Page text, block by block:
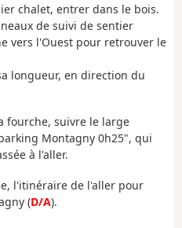
chalet, entrer dans le bois.
de suivi de sentier
vers l'Ouest pour retrouver le
longueur, en direction du
fourche, suivre le large
Montagny 0h25", qui
à l'aller.
l'itinéraire de l'aller pour
(D/A).